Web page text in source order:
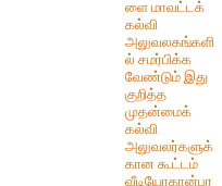
ளை மாவட்டக்
கல்வி
அலுவலகங்களி
ல் சமர்பிக்க
வேண்டும் இது
குறித்த
முதன்மைக்
கல்வி
அலுவலர்களுக்
கான கூட்டம்
வீடியோகான்பர